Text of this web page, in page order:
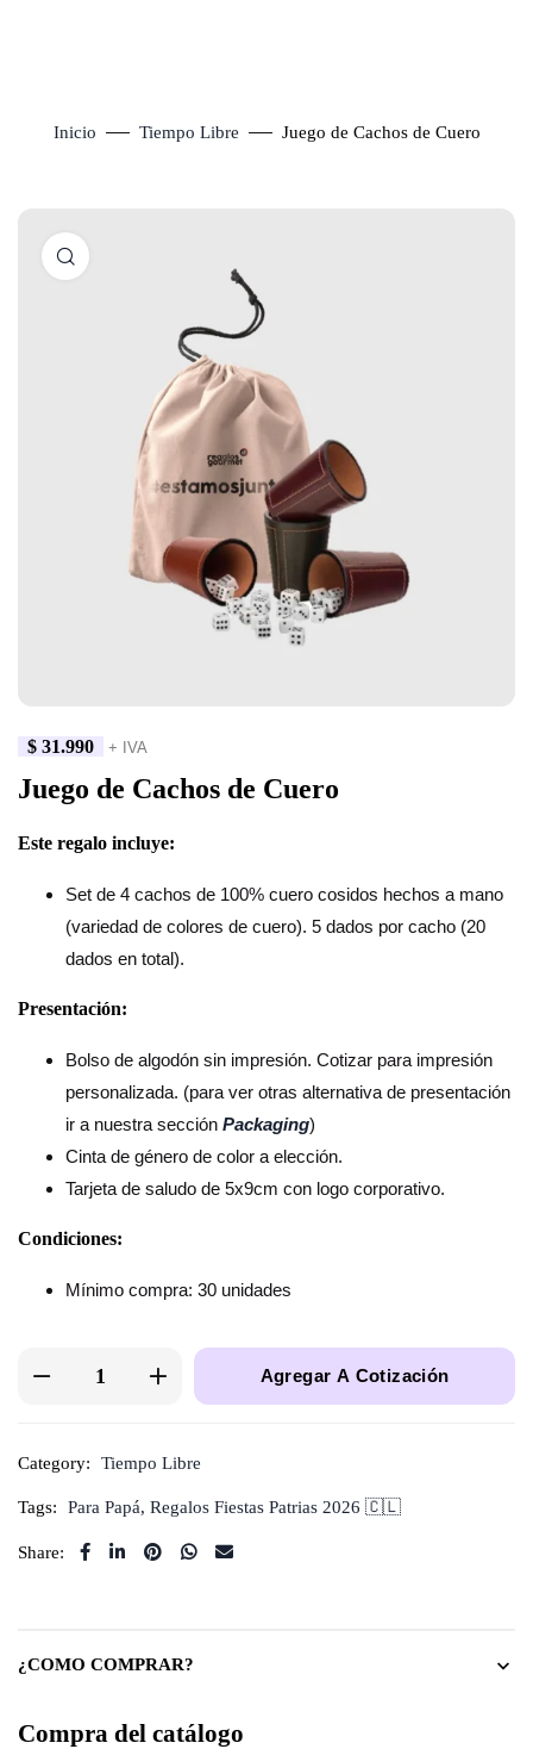
Inicio Tiempo Libre Juego de Cachos de Cuero
$ 31.990 + IVA
Juego de Cachos de Cuero
Este regalo incluye:
Set de 4 cachos de 100% cuero cosidos hechos a mano
(variedad de colores de cuero). 5 dados por cacho (20
dados en total).
Presentación:
Bolso de algodón sin impresión. Cotizar para impresión
personalizada. (para ver otras alternativa de presentación
ir a nuestra sección Packaging)
Cinta de género de color a elección.
Tarjeta de saludo de 5x9cm con logo corporativo.
Condiciones:
Mínimo compra: 30 unidades
Agregar A Cotización
Category: Tiempo Libre
Tags: Para Papá, Regalos Fiestas Patrias 2026 🇨🇱
Share:
¿COMO COMPRAR?
Compra del catálogo